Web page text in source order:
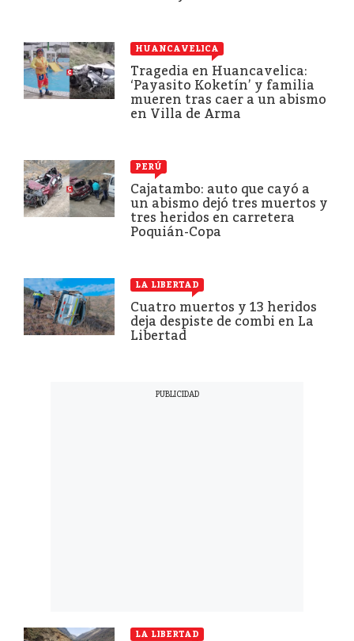
HUANCAVELICA
Tragedia en Huancavelica:
‘Payasito Koketín’ y familia
mueren tras caer a un abismo
en Villa de Arma
PERÚ
Cajatambo: auto que cayó a
un abismo dejó tres muertos y
tres heridos en carretera
Poquián-Copa
LA LIBERTAD
Cuatro muertos y 13 heridos
deja despiste de combi en La
Libertad
LA LIBERTAD